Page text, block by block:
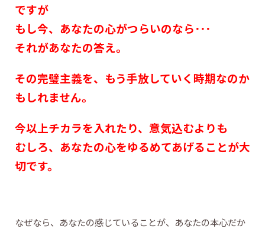
ですが
もし今、あなたの心がつらいのなら･･･
それがあなたの答え。
その完璧主義を、もう手放していく時期なのか
もしれません。
今以上チカラを入れたり、意気込むよりも
むしろ、あなたの心をゆるめてあげることが大
切です。
なぜなら、あなたの感じていることが、あなたの本心だか